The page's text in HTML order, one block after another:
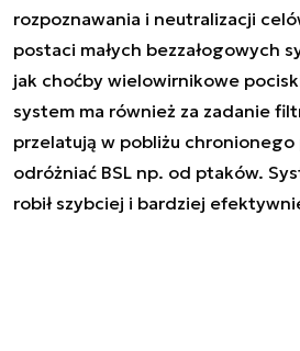
rozpoznawania i neutralizacji
postaci małych bezzałogowych
jak choćby wielowirnikowe
system ma również za zadanie
przelatują w pobliżu chronionego
odróżniać BSL np. od ptaków.
robił szybciej i bardziej